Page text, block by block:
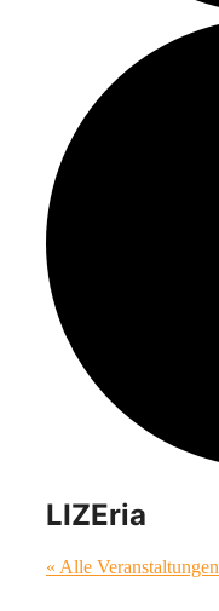
LIZEria
« Alle Veranstaltungen